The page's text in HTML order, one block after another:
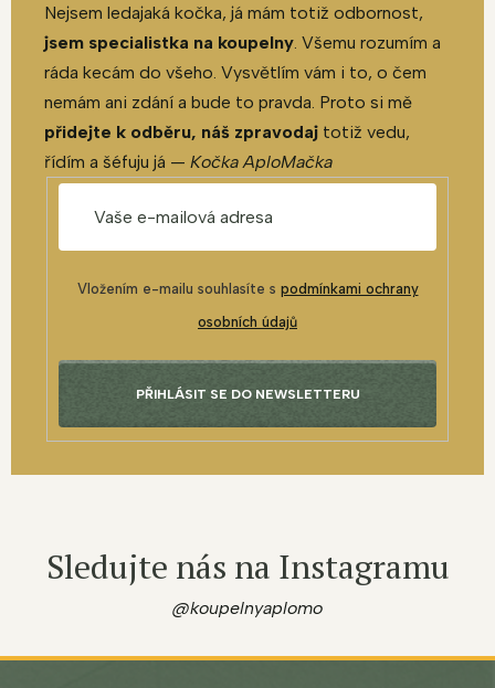
Nejsem ledajaká kočka, já mám totiž odbornost,
jsem specialistka na koupelny. Všemu rozumím a
ráda kecám do všeho. Vysvětlím vám i to, o čem
nemám ani zdání a bude to pravda. Proto si mě
přidejte k odběru, náš zpravodaj totiž vedu,
řídím a šéfuju já — Kočka AploMačka
Vložením e-mailu souhlasíte s podmínkami ochrany
osobních údajů
PŘIHLÁSIT SE DO NEWSLETTERU
Sledujte nás na Instagramu
@koupelnyaplomo